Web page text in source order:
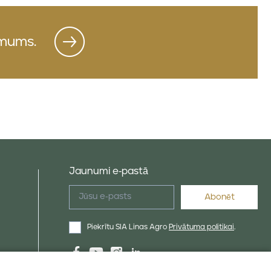
Jaunumi e-pastā
Piekrītu SIA Linas Agro Privātuma politikai.